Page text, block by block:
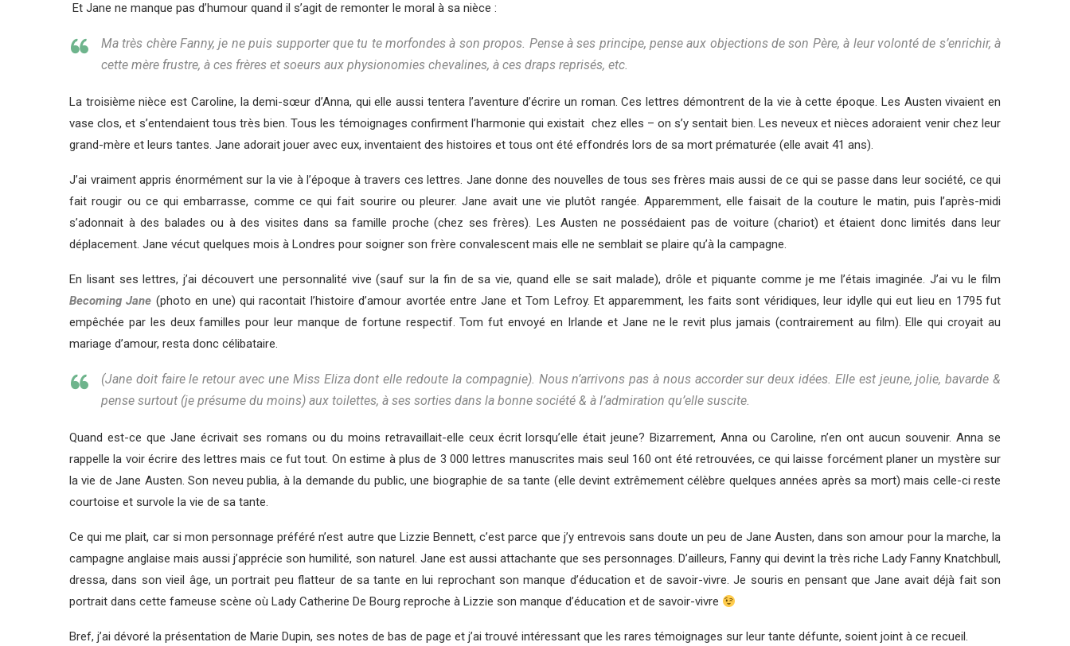
Et Jane ne manque pas d’humour quand il s’agit de remonter le moral à sa nièce :
Ma très chère Fanny, je ne puis supporter que tu te morfondes à son propos. Pense à ses principe, pense aux objections de son Père, à leur volonté de s’enrichir, à
cette mère frustre, à ces frères et soeurs aux physionomies chevalines, à ces draps reprisés, etc.
La troisième nièce est Caroline, la demi-sœur d’Anna, qui elle aussi tentera l’aventure d’écrire un roman. Ces lettres démontrent de la vie à cette époque. Les Austen vivaient en
vase clos, et s’entendaient tous très bien. Tous les témoignages confirment l’harmonie qui existait chez elles – on s’y sentait bien. Les neveux et nièces adoraient venir chez leur
grand-mère et leurs tantes. Jane adorait jouer avec eux, inventaient des histoires et tous ont été effondrés lors de sa mort prématurée (elle avait 41 ans).
J’ai vraiment appris énormément sur la vie à l’époque à travers ces lettres. Jane donne des nouvelles de tous ses frères mais aussi de ce qui se passe dans leur société, ce qui
fait rougir ou ce qui embarrasse, comme ce qui fait sourire ou pleurer. Jane avait une vie plutôt rangée. Apparemment, elle faisait de la couture le matin, puis l’après-midi
s’adonnait à des balades ou à des visites dans sa famille proche (chez ses frères). Les Austen ne possédaient pas de voiture (chariot) et étaient donc limités dans leur
déplacement. Jane vécut quelques mois à Londres pour soigner son frère convalescent mais elle ne semblait se plaire qu’à la campagne.
En lisant ses lettres, j’ai découvert une personnalité vive (sauf sur la fin de sa vie, quand elle se sait malade), drôle et piquante comme je me l’étais imaginée. J’ai vu le film
Becoming Jane (photo en une) qui racontait l’histoire d’amour avortée entre Jane et Tom Lefroy. Et apparemment, les faits sont véridiques, leur idylle qui eut lieu en 1795 fut
empêchée par les deux familles pour leur manque de fortune respectif. Tom fut envoyé en Irlande et Jane ne le revit plus jamais (contrairement au film). Elle qui croyait au
mariage d’amour, resta donc célibataire.
(Jane doit faire le retour avec une Miss Eliza dont elle redoute la compagnie). Nous n’arrivons pas à nous accorder sur deux idées. Elle est jeune, jolie, bavarde &
pense surtout (je présume du moins) aux toilettes, à ses sorties dans la bonne société & à l’admiration qu’elle suscite.
Quand est-ce que Jane écrivait ses romans ou du moins retravaillait-elle ceux écrit lorsqu’elle était jeune? Bizarrement, Anna ou Caroline, n’en ont aucun souvenir. Anna se
rappelle la voir écrire des lettres mais ce fut tout. On estime à plus de 3 000 lettres manuscrites mais seul 160 ont été retrouvées, ce qui laisse forcément planer un mystère sur
la vie de Jane Austen. Son neveu publia, à la demande du public, une biographie de sa tante (elle devint extrêmement célèbre quelques années après sa mort) mais celle-ci reste
courtoise et survole la vie de sa tante.
Ce qui me plait, car si mon personnage préféré n’est autre que Lizzie Bennett, c’est parce que j’y entrevois sans doute un peu de Jane Austen, dans son amour pour la marche, la
campagne anglaise mais aussi j’apprécie son humilité, son naturel. Jane est aussi attachante que ses personnages. D’ailleurs, Fanny qui devint la très riche Lady Fanny Knatchbull,
dressa, dans son vieil âge, un portrait peu flatteur de sa tante en lui reprochant son manque d’éducation et de savoir-vivre. Je souris en pensant que Jane avait déjà fait son
portrait dans cette fameuse scène où Lady Catherine De Bourg reproche à Lizzie son manque d’éducation et de savoir-vivre
Bref, j’ai dévoré la présentation de Marie Dupin, ses notes de bas de page et j’ai trouvé intéressant que les rares témoignages sur leur tante défunte, soient joint à ce recueil.